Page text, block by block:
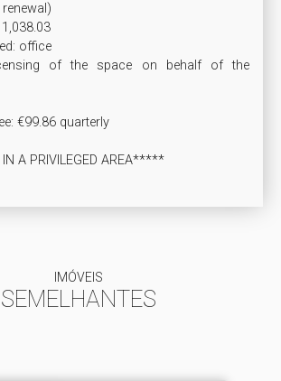
office
of the space on behalf of the
€99.86 quarterly
A PRIVILEGED AREA*****
IMÓVEIS
SEMELHANTES